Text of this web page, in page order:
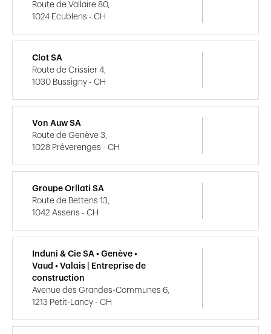
Route de Vallaire 80,
1024 Ecublens - CH
Clot SA
Route de Crissier 4,
1030 Bussigny - CH
Von Auw SA
Route de Genève 3,
1028 Préverenges - CH
Groupe Orllati SA
Route de Bettens 13,
1042 Assens - CH
Induni & Cie SA • Genève •
Vaud • Valais | Entreprise de
construction
Avenue des Grandes-Communes 6,
1213 Petit-Lancy - CH